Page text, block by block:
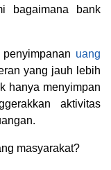
bagaimana bank
uang
yang jauh lebih
hanya menyimpan
aktivitas
masyarakat?